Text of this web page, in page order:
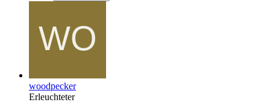
woodpecker
Erleuchteter